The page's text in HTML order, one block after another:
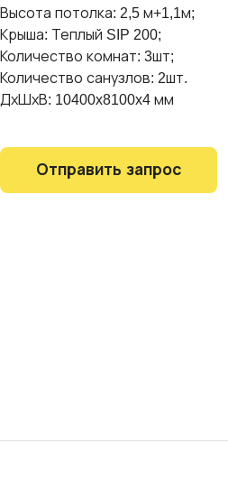
Высота потолка: 2,5 м+1,1м;
Крыша: Теплый SIP 200;
Количество комнат: 3шт;
Количество санузлов: 2шт.
ДхШхВ: 10400x8100x4 мм
Отправить запрос